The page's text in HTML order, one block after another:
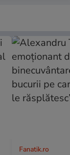
Fanatik.ro